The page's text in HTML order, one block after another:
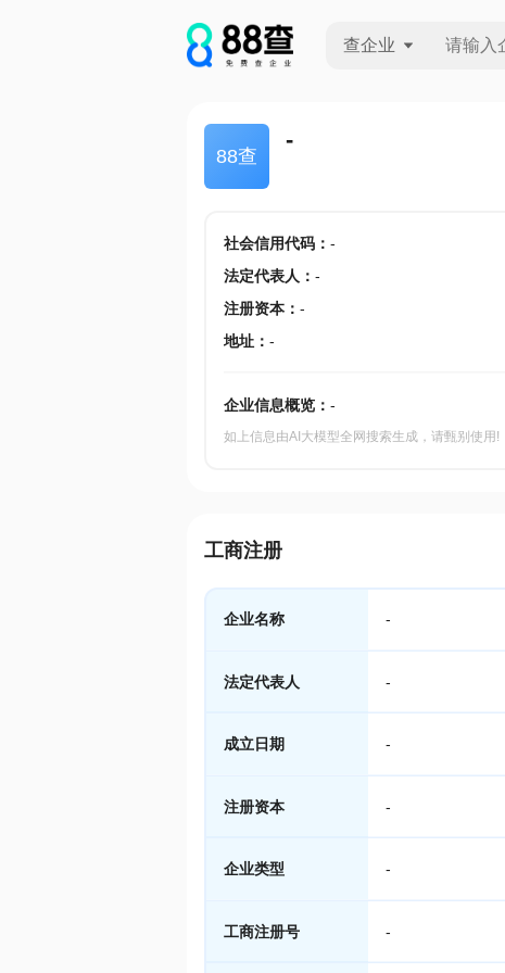
查企业
88查
-
社会信用代码： -
法定代表人 ： -
注册资本： -
地址： -
企业信息概览： -
如上信息由AI大模型全网搜索生成，请甄别使用!
工商注册
企业名称 -
法定代表人 -
成立日期 -
注册资本 -
企业类型 -
工商注册号 -